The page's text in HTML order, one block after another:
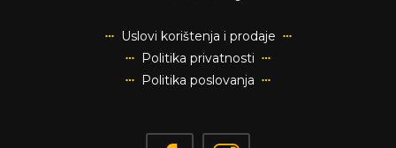
Uslovi korištenja i prodaje
Politika privatnosti
Politika poslovanja